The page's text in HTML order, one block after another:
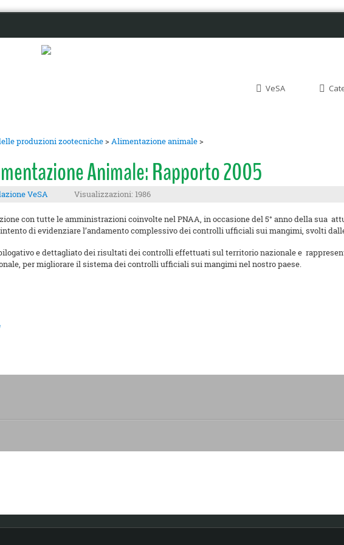
VeSA
produzioni zootecniche>Alimentazione animale>
Animale: Rapporto 2005
VeSA Visualizzazioni: 1986
con tutte le amministrazioni coinvolte nel PNAA, in occasione del 5° anno della sua
di evidenziare l’andamento complessivo dei controlli ufficiali sui mangimi, svolti
e dettagliato dei risultati dei controlli effettuati sul territorio nazionale e
per migliorare il sistema dei controlli ufficiali sui mangimi nel nostro paese.